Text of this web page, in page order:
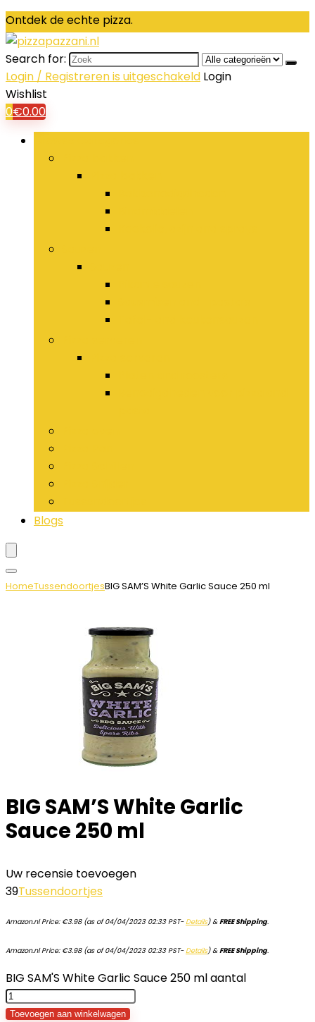
Ontdek de echte pizza.
Search for:
Login / Registreren is uitgeschakeld Login
Wishlist
0€0.00
Blogs
HomeTussendoortjesBIG SAM’S White Garlic Sauce 250 ml
BIG SAM’S White Garlic
Sauce 250 ml
Uw recensie toevoegen
39Tussendoortjes
Amazon.nl Price: €3.98(as of 04/04/2023 02:33 PST-Details)&FREE Shipping.
Amazon.nl Price: €3.98(as of 04/04/2023 02:33 PST-Details)&FREE Shipping.
BIG SAM'S White Garlic Sauce 250 ml aantal
Toevoegen aan winkelwagen